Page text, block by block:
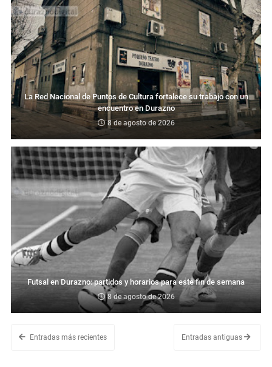
La Red Nacional de Puntos de Cultura fortalece su trabajo con un
encuentro en Durazno
8 de agosto de 2026
Futsal en Durazno: partidos y horarios para este fin de semana
8 de agosto de 2026
Entradas más recientes Entradas antiguas